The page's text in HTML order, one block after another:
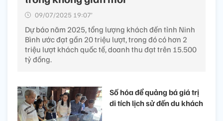
09/07/2025 19:07’
Dự báo năm 2025, tổng lượng khách đến tỉnh Ninh
Bình ước đạt gần 20 triệu lượt, trong đó có hơn 2
triệu lượt khách quốc tế, doanh thu đạt trên 15.500
tỷ đồng.
Số hóa để quảng bá giá trị
di tích lịch sử đến du khách